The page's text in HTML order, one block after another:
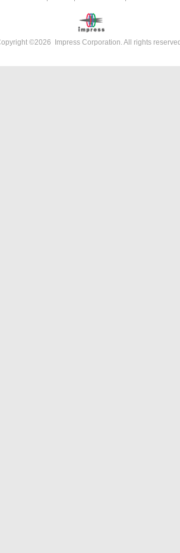
©2026 Impress Corporation. All rights